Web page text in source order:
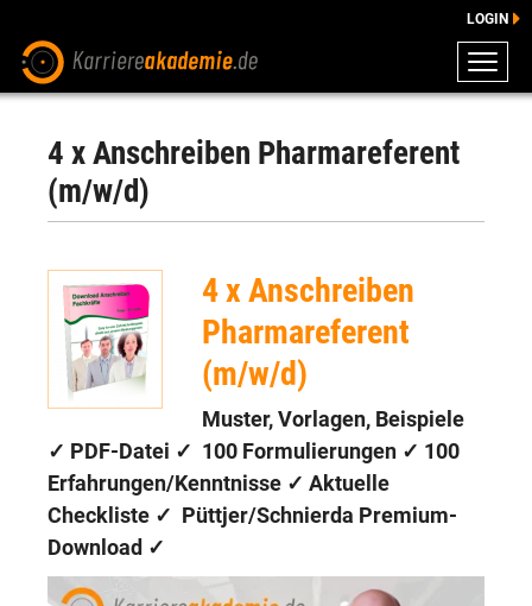
DOWNLOADS
ENGLISCHE DOWNLOADS
E-LEARNING
BERATUNG
LOGIN
4 x Anschreiben Pharmareferent
(m/w/d)
4 x Anschreiben
Pharmareferent
(m/w/d)
Muster, Vorlagen, Beispiele
✓ PDF-Datei ✓ 100 Formulierungen ✓ 100
Erfahrungen/Kenntnisse ✓ Aktuelle
Checkliste ✓
Püttjer/Schnierda Premium-
Download ✓